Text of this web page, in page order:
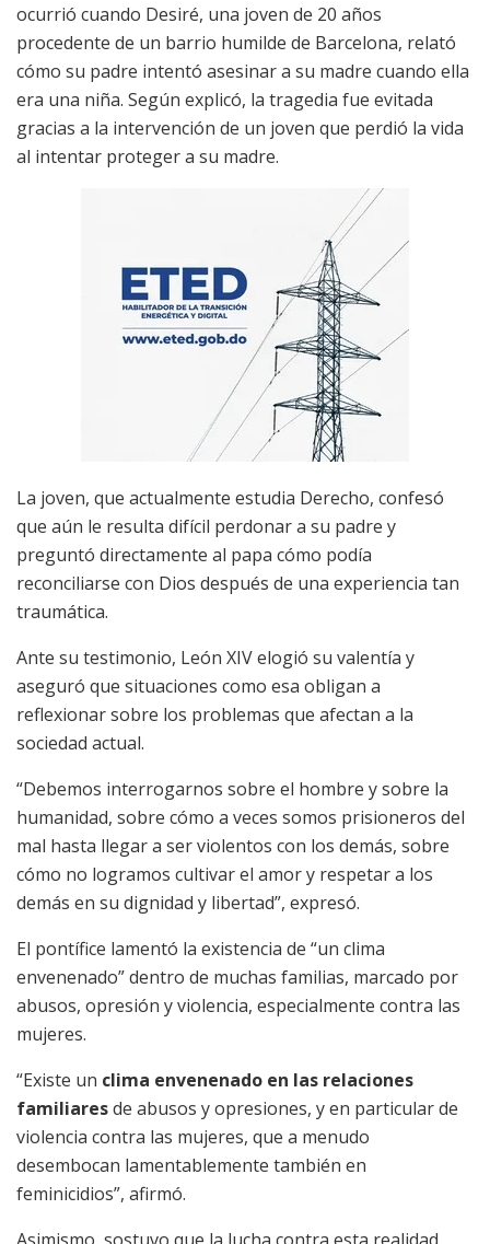
ocurrió cuando Desiré, una joven de 20 años
procedente de un barrio humilde de Barcelona, relató
cómo su padre intentó asesinar a su madre cuando ella
era una niña. Según explicó, la tragedia fue evitada
gracias a la intervención de un joven que perdió la vida
al intentar proteger a su madre.
La joven, que actualmente estudia Derecho, confesó
que aún le resulta difícil perdonar a su padre y
preguntó directamente al papa cómo podía
reconciliarse con Dios después de una experiencia tan
traumática.
Ante su testimonio, León XIV elogió su valentía y
aseguró que situaciones como esa obligan a
reflexionar sobre los problemas que afectan a la
sociedad actual.
“Debemos interrogarnos sobre el hombre y sobre la
humanidad, sobre cómo a veces somos prisioneros del
mal hasta llegar a ser violentos con los demás, sobre
cómo no logramos cultivar el amor y respetar a los
demás en su dignidad y libertad”, expresó.
El pontífice lamentó la existencia de “un clima
envenenado” dentro de muchas familias, marcado por
abusos, opresión y violencia, especialmente contra las
mujeres.
“Existe un clima envenenado en las relaciones
familiaresde abusos y opresiones, y en particular de
violencia contra las mujeres, que a menudo
desembocan lamentablemente también en
feminicidios”, afirmó.